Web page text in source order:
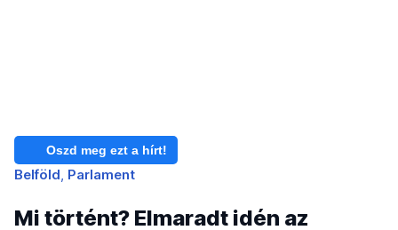
Oszd meg ezt a hírt!
Belföld Parlament
Mi történt? Elmaradt idén az